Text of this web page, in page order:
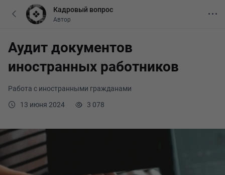
Работа с иностранными гражданами
13 июня 2024
3 078
Аудит документов
иностранных работников
Кадровый вопрос
Автор